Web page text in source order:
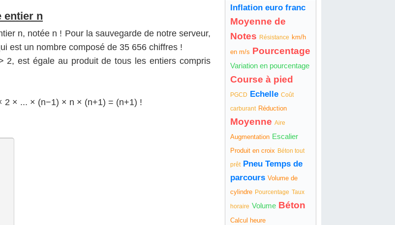
entier n
n, notée n ! Pour la sauvegarde de notre serveur,
est un nombre composé de 35 656 chiffres !
2, est égale au produit de tous les entiers compris
2 × ... × (n−1) × n × (n+1) = (n+1) !
Inflation euro franc
Moyenne de
Notes Résistance km/h
en m/s Pourcentage
Variation en pourcentage
Course à pied
PGCD Echelle Coût
carburant Réduction
Moyenne Aire
Augmentation Escalier
Produit en croix Béton tout
prêt Pneu Temps de
parcours Volume de
cylindre Pourcentage Taux
horaire Volume Béton
Calcul heure